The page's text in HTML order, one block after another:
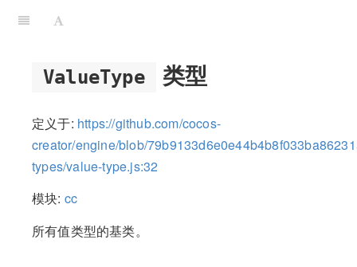
ValueType 类型
定义于: https://github.com/cocos-
creator/engine/blob/
types/value-type.js:32
模块: cc
所有值类型的基类。